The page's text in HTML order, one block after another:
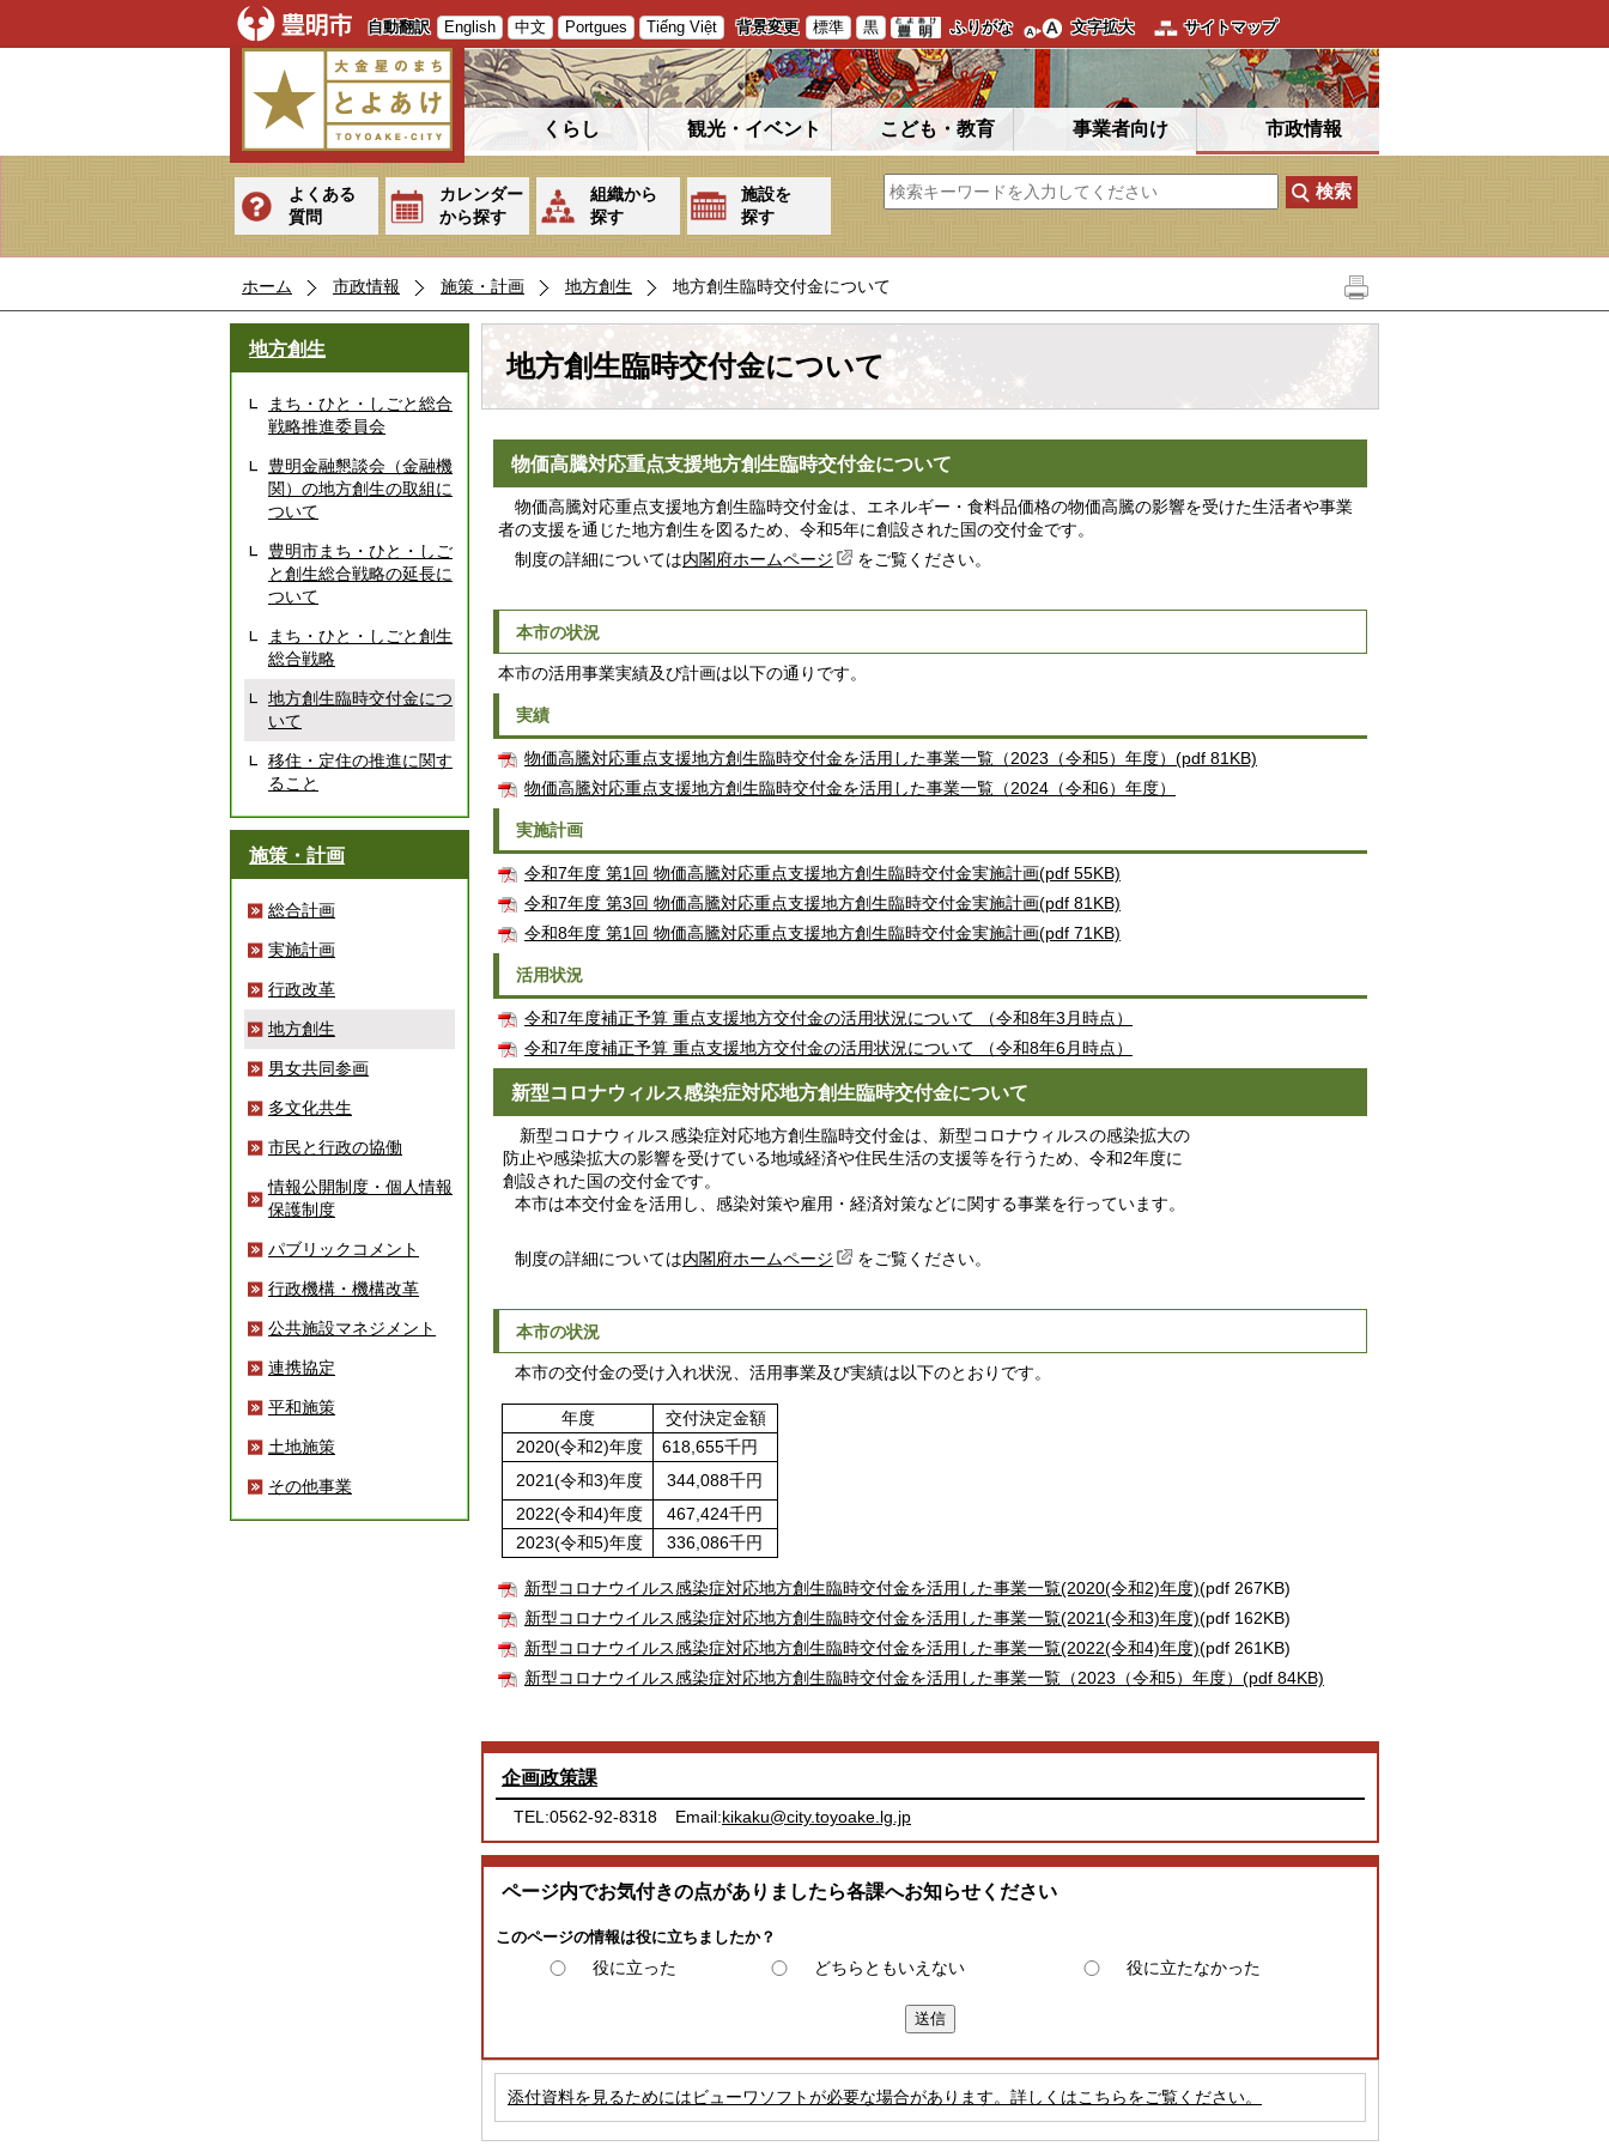
自動翻訳 English 中文 Portgues Tiếng Việt 背景変更 標準 黒 ふりがな 文字拡大 サイトマップ
くらし 観光・イベント こども・教育 事業者向け 市政情報
よくある
質問
カレンダー
から探す
組織から
探す
施設を
探す
ホーム 市政情報 施策・計画 地方創生 地方創生臨時交付金について
地方創生
まち・ひと・しごと総合
戦略推進委員会
豊明金融懇談会（金融機
関）の地方創生の取組に
ついて
豊明市まち・ひと・しご
と創生総合戦略の延長に
ついて
まち・ひと・しごと創生
総合戦略
地方創生臨時交付金につ
いて
移住・定住の推進に関す
ること
施策・計画
総合計画
実施計画
行政改革
地方創生
男女共同参画
多文化共生
市民と行政の協働
情報公開制度・個人情報
保護制度
パブリックコメント
行政機構・機構改革
公共施設マネジメント
連携協定
平和施策
土地施策
その他事業
地方創生臨時交付金について
物価高騰対応重点支援地方創生臨時交付金について
物価高騰対応重点支援地方創生臨時交付金は、エネルギー・食料品価格の物価高騰の影響を受けた生活者や事業
者の支援を通じた地方創生を図るため、令和5年に創設された国の交付金です。
制度の詳細については内閣府ホームページ をご覧ください。
本市の状況
本市の活用事業実績及び計画は以下の通りです。
実績
物価高騰対応重点支援地方創生臨時交付金を活用した事業一覧（2023（令和5）年度）(pdf 81KB)
物価高騰対応重点支援地方創生臨時交付金を活用した事業一覧（2024（令和6）年度）
実施計画
令和7年度 第1回 物価高騰対応重点支援地方創生臨時交付金実施計画(pdf 55KB)
令和7年度 第3回 物価高騰対応重点支援地方創生臨時交付金実施計画(pdf 81KB)
令和8年度 第1回 物価高騰対応重点支援地方創生臨時交付金実施計画(pdf 71KB)
活用状況
令和7年度補正予算 重点支援地方交付金の活用状況について （令和8年3月時点）
令和7年度補正予算 重点支援地方交付金の活用状況について （令和8年6月時点）
新型コロナウィルス感染症対応地方創生臨時交付金について
新型コロナウィルス感染症対応地方創生臨時交付金は、新型コロナウィルスの感染拡大の
防止や感染拡大の影響を受けている地域経済や住民生活の支援等を行うため、令和2年度に
創設された国の交付金です。
本市は本交付金を活用し、感染対策や雇用・経済対策などに関する事業を行っています。
制度の詳細については内閣府ホームページ をご覧ください。
本市の状況
本市の交付金の受け入れ状況、活用事業及び実績は以下のとおりです。
年度
交付決定金額
2020(令和2)年度
618,655千円
2021(令和3)年度
344,088千円
2022(令和4)年度
467,424千円
2023(令和5)年度
336,086千円
新型コロナウイルス感染症対応地方創生臨時交付金を活用した事業一覧(2020(令和2)年度)(pdf 267KB)
新型コロナウイルス感染症対応地方創生臨時交付金を活用した事業一覧(2021(令和3)年度)(pdf 162KB)
新型コロナウイルス感染症対応地方創生臨時交付金を活用した事業一覧(2022(令和4)年度)(pdf 261KB)
新型コロナウイルス感染症対応地方創生臨時交付金を活用した事業一覧（2023（令和5）年度）(pdf 84KB)
企画政策課
TEL:0562-92-8318 Email:kikaku@city.toyoake.lg.jp
ページ内でお気付きの点がありましたら各課へお知らせください
このページの情報は役に立ちましたか？
役に立った どちらともいえない 役に立たなかった
添付資料を見るためにはビューワソフトが必要な場合があります。詳しくはこちらをご覧ください。